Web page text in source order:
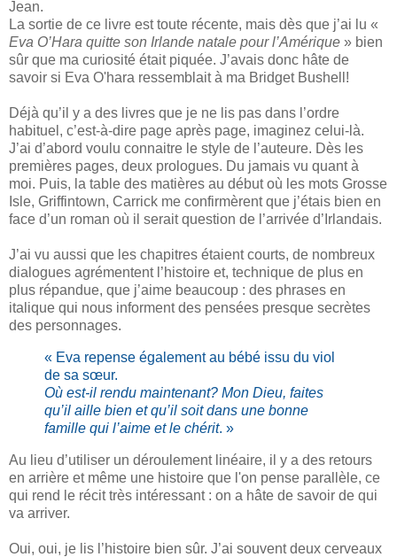
Jean.
La sortie de ce livre est toute récente, mais dès que j’ai lu «
Eva O’Hara quitte son Irlande natale pour l’Amérique » bien
sûr que ma curiosité était piquée. J’avais donc hâte de
savoir si Eva O'hara ressemblait à ma Bridget Bushell!
Déjà qu’il y a des livres que je ne lis pas dans l’ordre
habituel, c’est-à-dire page après page, imaginez celui-là.
J’ai d’abord voulu connaitre le style de l’auteure. Dès les
premières pages, deux prologues. Du jamais vu quant à
moi. Puis, la table des matières au début où les mots Grosse
Isle, Griffintown, Carrick me confirmèrent que j’étais bien en
face d’un roman où il serait question de l’arrivée d’Irlandais.
J’ai vu aussi que les chapitres étaient courts, de nombreux
dialogues agrémentent l’histoire et, technique de plus en
plus répandue, que j’aime beaucoup : des phrases en
italique qui nous informent des pensées presque secrètes
des personnages.
« Eva repense également au bébé issu du viol
de sa sœur.
Où est-il rendu maintenant? Mon Dieu, faites
qu’il aille bien et qu’il soit dans une bonne
famille qui l’aime et le chérit. »
Au lieu d’utiliser un déroulement linéaire, il y a des retours
en arrière et même une histoire que l'on pense parallèle, ce
qui rend le récit très intéressant : on a hâte de savoir de qui
va arriver.
Oui, oui, je lis l’histoire bien sûr. J’ai souvent deux cerveaux